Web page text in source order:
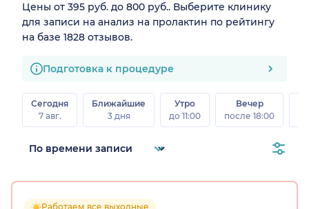
Цены от 395 руб. до 800 руб.. Выберите клинику
для записи на анализ на пролактин по рейтингу
на базе 1828 отзывов.
Подготовка к процедуре
Сегодня
7 авг.
Ближайшие
3 дня
Утро
до 11:00
Вечер
после 18:00
Работаем все выходные